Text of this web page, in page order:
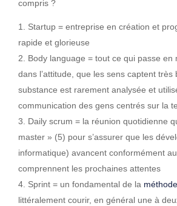
compris ?
Startup = entreprise en création et
rapide et glorieuse
Body language = tout ce qui passe en
dans l’attitude, que les sens captent très
substance est rarement analysée et
communication des gens centrés sur la
Daily scrum = la réunion quotidienne
master » (5) pour s’assurer que les
informatique) avancent conformément
comprennent les prochaines attentes
Sprint = un fondamental de la
littéralement courir, en général une à